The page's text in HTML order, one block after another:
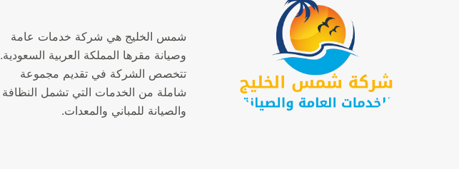
شمس الخليج هي شركة خدمات عامة
وصيانة مقرها المملكة العربية السعودية.
تتخصص الشركة في تقديم مجموعة
شاملة من الخدمات التي تشمل النظافة
والصيانة للمباني والمعدات.